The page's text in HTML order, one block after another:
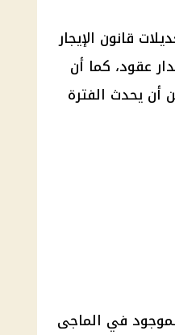
قانون الإيجار
عقود، كما أن
أن يحدث الفترة
في الماجى